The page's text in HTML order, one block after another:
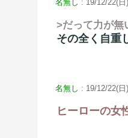
名無し : 19/12/22(日)
>だって力が
その全く自重
名無し : 19/12/22(日)
ヒーローの女